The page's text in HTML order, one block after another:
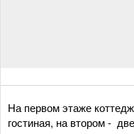
На первом этаже
гостиная, на втором -